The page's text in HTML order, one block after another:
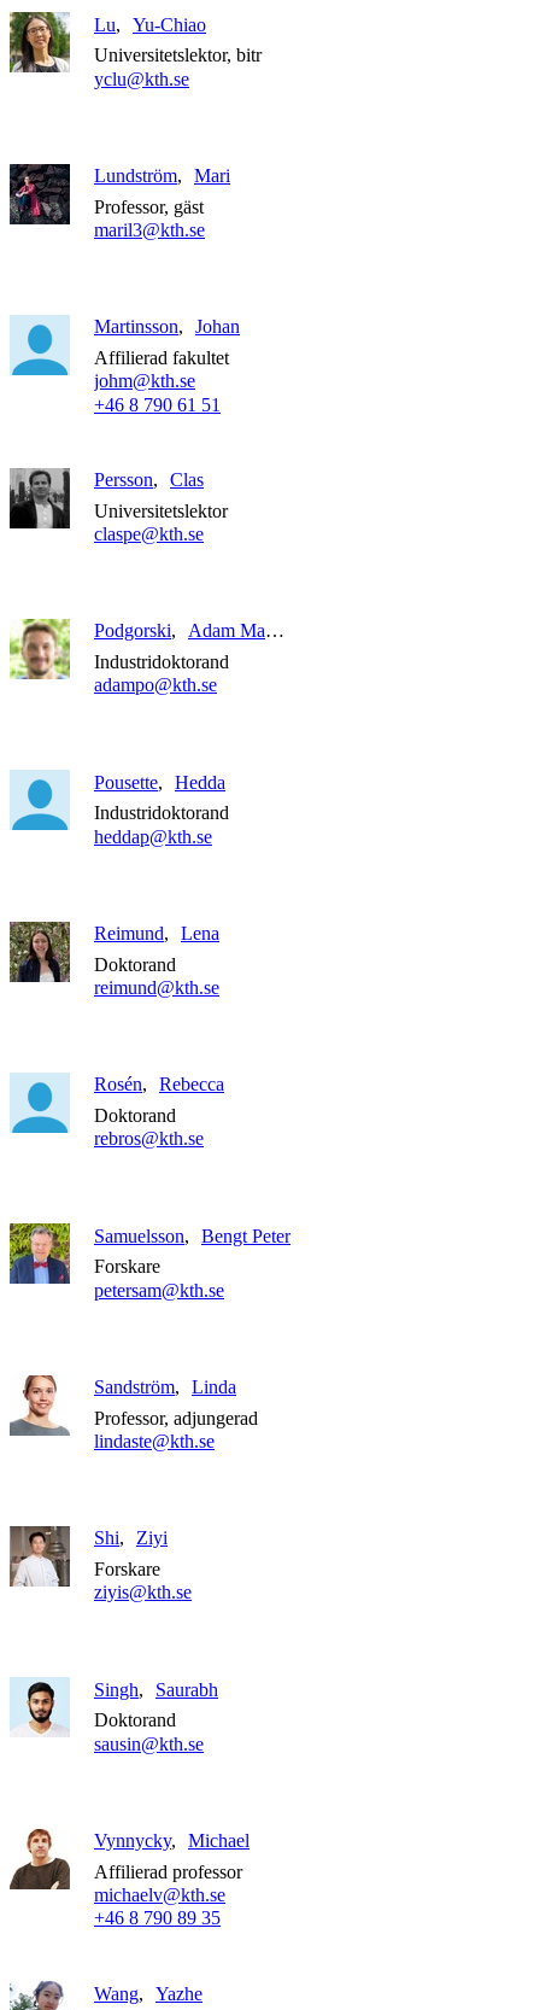
Lu
Yu-Chiao
Universitetslektor, bitr
yclu@kth.se
Lundström
Mari
Professor, gäst
maril3@kth.se
Martinsson
Johan
Affilierad fakultet
johm@kth.se
+46 8 790 61 51
Persson
Clas
Universitetslektor
claspe@kth.se
Podgorski
Adam Marcus
Industridoktorand
adampo@kth.se
Pousette
Hedda
Industridoktorand
heddap@kth.se
Reimund
Lena
Doktorand
reimund@kth.se
Rosén
Rebecca
Doktorand
rebros@kth.se
Samuelsson
Bengt Peter
Forskare
petersam@kth.se
Sandström
Linda
Professor, adjungerad
lindaste@kth.se
Shi
Ziyi
Forskare
ziyis@kth.se
Singh
Saurabh
Doktorand
sausin@kth.se
Vynnycky
Michael
Affilierad professor
michaelv@kth.se
+46 8 790 89 35
Wang
Yazhe